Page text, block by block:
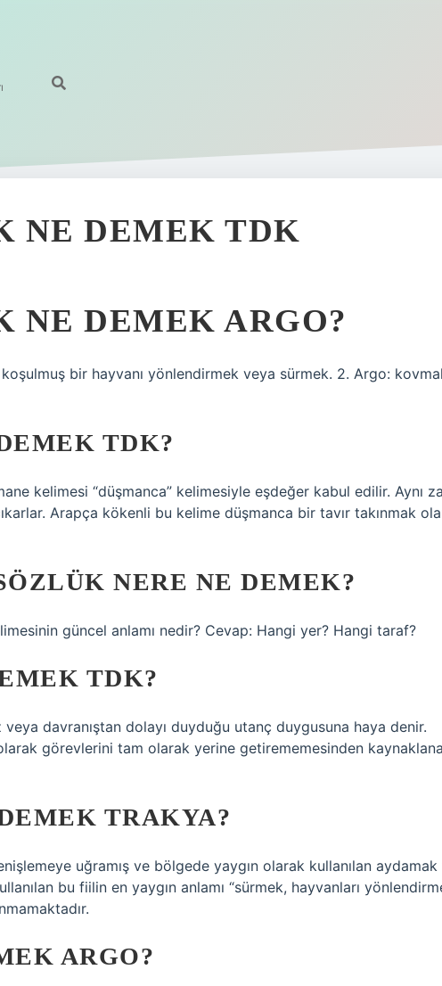
NE DEMEK TDK
NE DEMEK ARGO?
bir hayvanı yönlendirmek veya sürmek. 2. Argo:
TDK?
kelimesi “düşmanca” kelimesiyle eşdeğer kabul edilir. Aynı
Arapça kökenli bu kelime düşmanca bir tavır takınmak
NERE NE DEMEK?
güncel anlamı nedir? Cevap: Hangi yer? Hangi taraf?
TDK?
davranıştan dolayı duyduğu utanç duygusuna haya denir.
görevlerini tam olarak yerine getirememesinden
TRAKYA?
uğramış ve bölgede yaygın olarak kullanılan
bu fiilin en yaygın anlamı “sürmek, hayvanları
ARGO?